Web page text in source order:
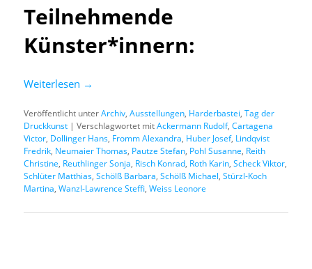
Teilnehmende
Künster*innern:
Weiterlesen →
Veröffentlicht unterArchiv,Ausstellungen, Harderbastei,Tag der
Druckkunst |Verschlagwortet mitAckermann Rudolf,Cartagena
Victor, Dollinger Hans, Fromm Alexandra, Huber Josef, Lindqvist
Fredrik, Neumaier Thomas, Pautze Stefan, Pohl Susanne, Reith
Christine, Reuthlinger Sonja, Risch Konrad, Roth Karin,Scheck Viktor,
Schlüter Matthias,Schölß Barbara,Schölß Michael,Stürzl-Koch
Martina,Wanzl-Lawrence Steffi,Weiss Leonore